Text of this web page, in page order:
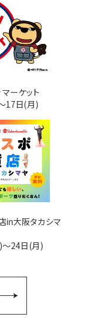
ーケット
17日(月)
in大阪タカシマ
24日(月)